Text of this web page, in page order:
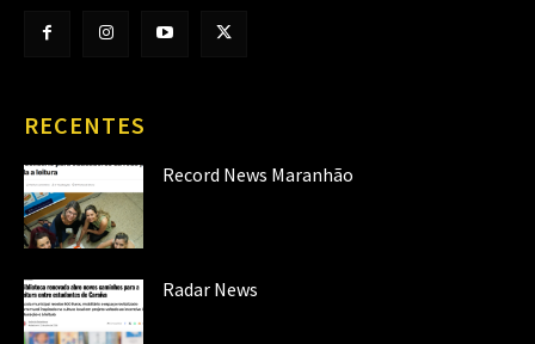
RECENTES
Record News Maranhão
Radar News